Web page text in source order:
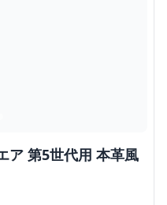
第5世代用 本革風